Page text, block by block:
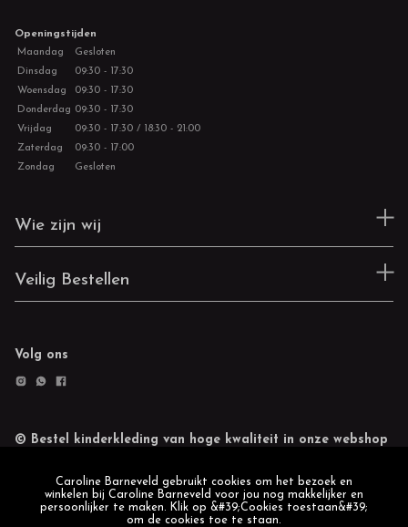
Openingstijden
Maandag
Gesloten
Dinsdag
09:30 - 17:30
Woensdag
09:30 - 17:30
Donderdag 09:30 - 17:30
Vrijdag
09:30 - 17:30 / 18:30 - 21:00
Zaterdag
09:30 - 17:00
Zondag
Gesloten
Wie zijn wij
Veilig Bestellen
Volg ons
© Bestel kinderkleding van hoge kwaliteit in onze webshop
Caroline Barneveld gebruikt cookies om het bezoek en
winkelen bij Caroline Barneveld voor jou nog makkelijker en
persoonlijker te maken. Klik op &#39;Cookies toestaan&#39;
om de cookies toe te staan.